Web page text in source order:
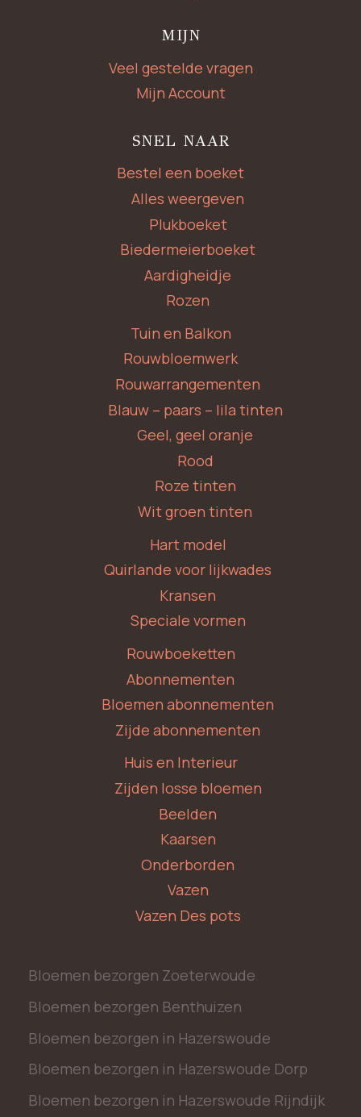
MIJN
Veel gestelde vragen
Mijn Account
SNEL NAAR
Bestel een boeket
Alles weergeven
Plukboeket
Biedermeierboeket
Aardigheidje
Rozen
Tuin en Balkon
Rouwbloemwerk
Rouwarrangementen
Blauw – paars – lila tinten
Geel, geel oranje
Rood
Roze tinten
Wit groen tinten
Hart model
Quirlande voor lijkwades
Kransen
Speciale vormen
Rouwboeketten
Abonnementen
Bloemen abonnementen
Zijde abonnementen
Huis en Interieur
Zijden losse bloemen
Beelden
Kaarsen
Onderborden
Vazen
Vazen Des pots
Bloemen bezorgen Zoeterwoude
Bloemen bezorgen Benthuizen
Bloemen bezorgen in Hazerswoude
Bloemen bezorgen in Hazerswoude Dorp
Bloemen bezorgen in Hazerswoude Rijndijk